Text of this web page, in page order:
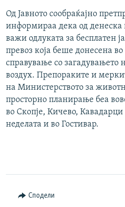
Од Јавното сообраќајно
информираа дека од денеска
важи одлуката за бесплатен
превоз која беше донесена во
справување со загадувањето
воздух. Препораките и
на Министерството за
просторно планирање беа
во Скопје, Кичево,
неделата и во Гостивар.
Сподели